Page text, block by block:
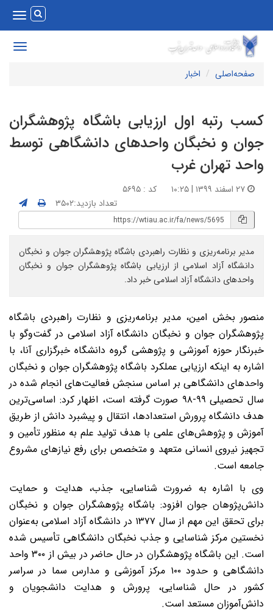
Toggle
Toggle
صفحه‌اصلی
اخبار
رتبه اول ارزیابی باشگاه پژوهشگران
و نخبگان واحدهای دانشگاهی توسط
تهران غرب
کد : ۵۶۹۵
تعداد بازدید:۳۵۰۲
مدیر برنامه‌ریزی و نظارت راهبردی باشگاه پژوهشگران جوان و نخبگان
دانشگاه آزاد اسلامی از ارزیابی باشگاه پژوهشگران جوان و نخبگان
واحدهای دانشگاه آزاد اسلامی خبر داد.
بخش امین، مدیر برنامه‌ریزی و نظارت راهبردی باشگاه
جوان و نخبگان دانشگاه آزاد اسلامی در گفت‌وگو با
حوزه آموزشی و پژوهشی گروه دانشگاه خبرگزاری آنا، با
به اینکه ارزیابی عملکرد باشگاه پژوهشگران جوان و نخبگان
دانشگاهی بر اساس سنجش فعالیت‌های انجام شده در
سال تحصیلی ۹۹-۹۸ صورت گرفته است، اظهار کرد: اساسی‌ترین
دانشگاه پرورش استعدادها، انتقال و پیشبرد دانش از طریق
و پژوهش‌های علمی با هدف تولید علم به منظور تأمین و
نیروی انسانی متعهد و متخصص برای رفع نیازهای مشروع
است.
با اشاره به ضرورت شناسایی، جذب، هدایت و حمایت
جوان افزود: باشگاه پژوهشگران جوان و نخبگان
برای تحقق این مهم از سال ۱۳۷۷ در دانشگاه آزاد اسلامی به‌عنوان
مرکز شناسایی و جذب نخبگان دانشگاهی تأسیس شده
است. این باشگاه پژوهشگران در حال حاضر در بیش از ۳۰۰ واحد
دانشگاهی و حدود ۱۰۰ مرکز آموزشی و مدارس سما در سراسر
در حال شناسایی، پرورش و هدایت دانشجویان و
مستعد است.